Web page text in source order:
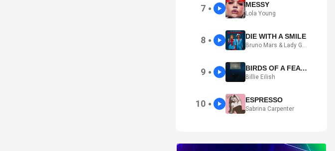
7 ● MESSY
Lola Young
8 ● DIE WITH A SMILE
Bruno Mars & Lady Gaga
9 ● BIRDS OF A FEATHER
Billie Eilish
10 ● ESPRESSO
Sabrina Carpenter